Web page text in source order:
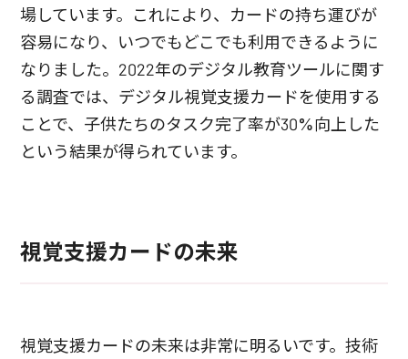
場しています。これにより、カードの持ち運びが
容易になり、いつでもどこでも利用できるように
なりました。2022年のデジタル教育ツールに関す
る調査では、デジタル視覚支援カードを使用する
ことで、子供たちのタスク完了率が30%向上した
という結果が得られています。
視覚支援カードの未来
視覚支援カードの未来は非常に明るいです。技術